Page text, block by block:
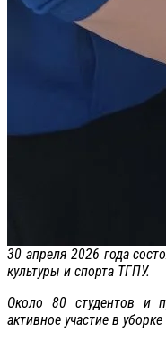
30 апреля 2026 года
культуры и спорта ТГПУ.
Около 80 студентов и
активное участие в